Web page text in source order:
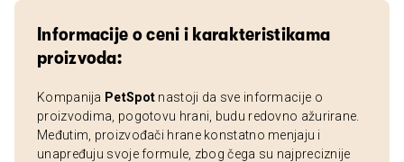
Informacije o ceni i karakteristikama
proizvoda:
Kompanija PetSpot nastoji da sve informacije o
proizvodima, pogotovu hrani, budu redovno ažurirane.
Međutim, proizvođači hrane konstatno menjaju i
unapređuju svoje formule, zbog čega su najpreciznije